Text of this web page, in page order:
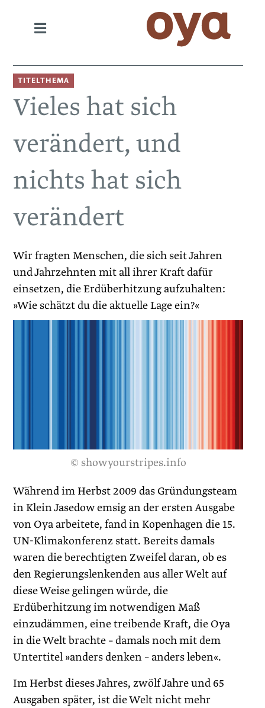
TITELTHEMA
Vieles hat sich
verändert, und
nichts hat sich
verändert
Wir fragten Menschen, die sich seit Jahren
und Jahrzehnten mit all ihrer Kraft dafür
einsetzen, die Erdüberhitzung aufzuhalten:
»Wie schätzt du die aktuelle Lage ein?«
© showyourstripes.info
Während im Herbst 2009 das Gründungsteam
in Klein Jasedow emsig an der ersten Ausgabe
von Oya arbeitete, fand in Kopenhagen die 15.
UN-Klimakonferenz statt. Bereits damals
waren die berechtigten Zweifel daran, ob es
den Regierungslenkenden aus aller Welt auf
diese Weise gelingen würde, die
Erdüberhitzung im notwendigen Maß
einzudämmen, eine treibende Kraft, die Oya
in die Welt brachte – damals noch mit dem
Untertitel »anders denken – anders leben«.
Im Herbst dieses Jahres, zwölf Jahre und 65
Ausgaben später, ist die Welt nicht mehr